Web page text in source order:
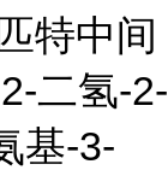
特中间
二氢-2-
基-3-